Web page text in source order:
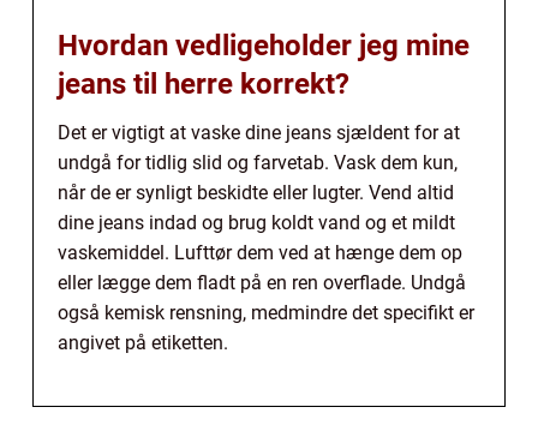
Hvordan vedligeholder jeg mine
jeans til herre korrekt?
Det er vigtigt at vaske dine jeans sjældent for at
undgå for tidlig slid og farvetab. Vask dem kun,
når de er synligt beskidte eller lugter. Vend altid
dine jeans indad og brug koldt vand og et mildt
vaskemiddel. Lufttør dem ved at hænge dem op
eller lægge dem fladt på en ren overflade. Undgå
også kemisk rensning, medmindre det specifikt er
angivet på etiketten.